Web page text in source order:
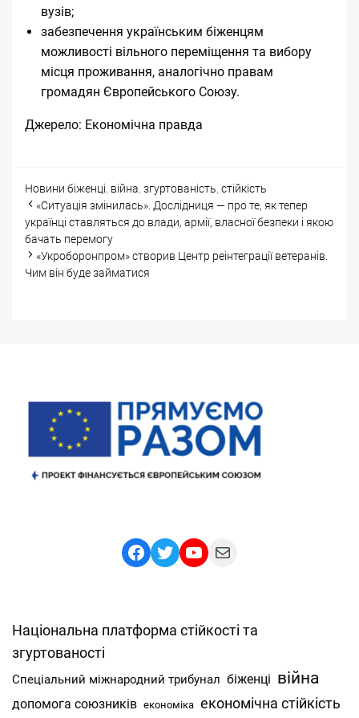
вузів;
забезпечення українським біженцям
можливості вільного переміщення та вибору
місця проживання, аналогічно правам
громадян Європейського Союзу.
Джерело: Економічна правда
Categories
Новини Tags
біженці, війна, згуртованість, стійкість
Post
navigation
«Ситуація змінилась». Дослідниця — про те, як тепер
українці ставляться до влади, армії, власної безпеки і якою
бачать перемогу
«Укроборонпром» створив Центр реінтеграції ветеранів.
Чим він буде займатися
Facebook
TwitterYouTube
Mail
Національна платформа стійкості та
згуртованості
Спеціальний міжнародний трибунал біженці війна
допомога союзників економіка економічна стійкість